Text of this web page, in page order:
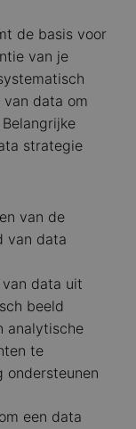
de basis voor
van je
van data om
strategie
van de
van data
data uit
beeld
analytische
te
ondersteunen
een data